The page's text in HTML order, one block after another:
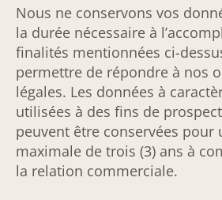
Nous ne conservons vos
la durée nécessaire à
finalités mentionnées ci-
permettre de répondre à nos
légales. Les données à
utilisées à des fins de
peuvent être conservées pour
maximale de trois (3) ans à
la relation commerciale.